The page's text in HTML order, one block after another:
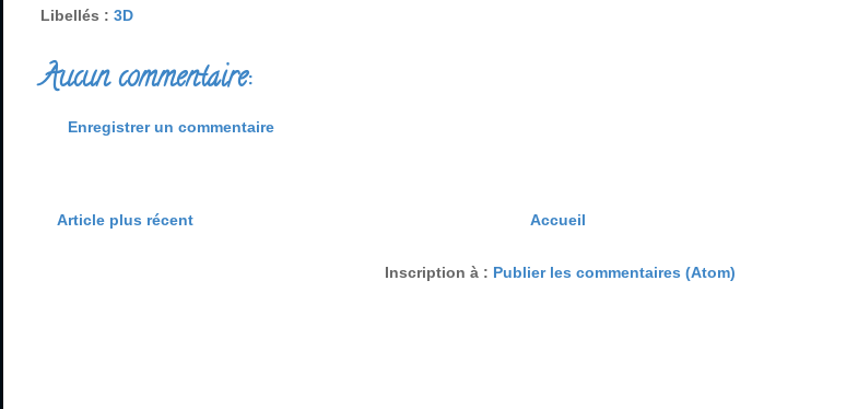
Libellés : 3D
Aucun commentaire:
Enregistrer un commentaire
Article plus récent Accueil
Inscription à : Publier les commentaires (Atom)